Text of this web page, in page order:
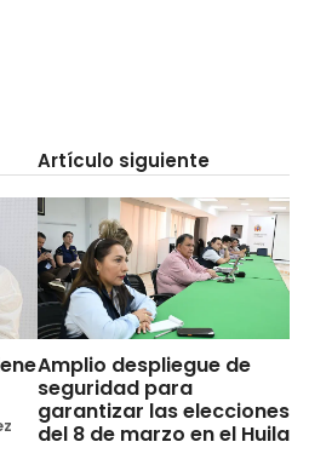
Artículo siguiente
Amplio despliegue de
seguridad para
garantizar las elecciones
del 8 de marzo en el Huila